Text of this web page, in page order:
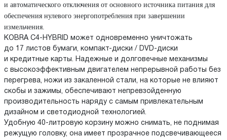
и автоматического отключения от основного источника питания для
обеспечения нулевого энергопотребления при завершении
измельчения.
KOBRA C4-HYBRID может одновременно уничтожать
до 17 листов бумаги, компакт-диски / DVD-диски
и кредитные карты. Надежные и долговечные механизмы
с высокоэффективным двигателем непрерывной работы без
перегрева, ножи из закаленной стали, на которые не влияют
скобы и зажимы, обеспечивают непревзойденную
производительность наряду с самым привлекательным
дизайном и светодиодной технологией.
Удобную 40-литровую корзину можно снимать, не поднимая
режущую головку, она имеет прозрачное подсвечивающееся